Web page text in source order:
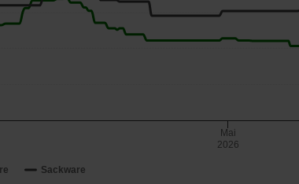
Sackware
Mai
2026